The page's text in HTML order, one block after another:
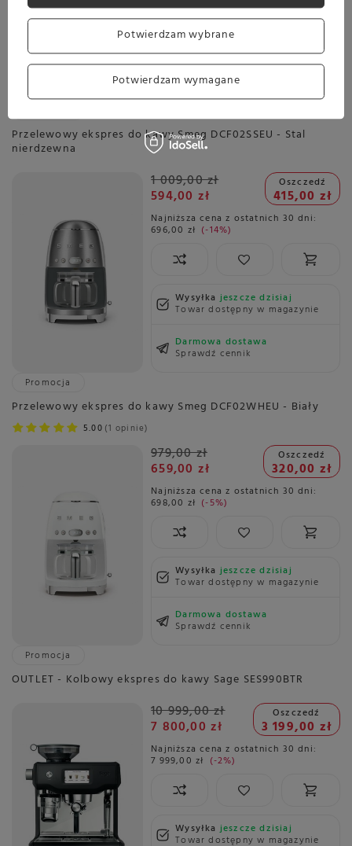
Wysyłka
Towar dostępny w magazynie
Darmowa dostawa
Sprawdź cennik
Przelewowy ekspres do kawy Smeg DCF02SSEU - Stal
nierdzewna
1 009,00 zł
594,00 zł
Oszczedź
415,00 zł
Najniższa cena z ostatnich 30 dni:
696,00 zł -14%
Wysyłkajeszcze dzisiaj
Towar dostępny w magazynie
Darmowa dostawa
Sprawdź cennik
Promocja
Przelewowy ekspres do kawy Smeg DCF02WHEU - Biały
5.00 1 opinie
979,00 zł
659,00 zł
Oszczedź
320,00 zł
Najniższa cena z ostatnich 30 dni:
698,00 zł -5%
Wysyłkajeszcze dzisiaj
Towar dostępny w magazynie
Darmowa dostawa
Sprawdź cennik
Promocja
OUTLET - Kolbowy ekspres do kawy Sage SES990BTR
10 999,00 zł
7 800,00 zł
Oszczedź
3 199,00 zł
Najniższa cena z ostatnich 30 dni:
7 999,00 zł -2%
Wysyłkajeszcze dzisiaj
Towar dostępny w magazynie
Potwierdzam wybrane
Potwierdzam wymagane